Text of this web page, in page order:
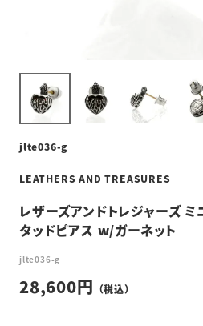
jlte036-g
LEATHERS AND TREASURES
レザーズアンドトレジャーズ
タッドピアス w/ガーネット
jlte036-g
28,600